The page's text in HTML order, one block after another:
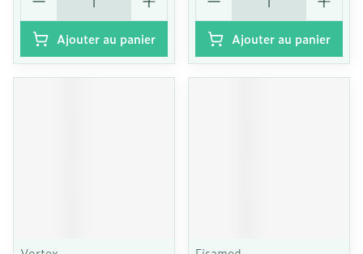
Ajouter au panier Ajouter au panier